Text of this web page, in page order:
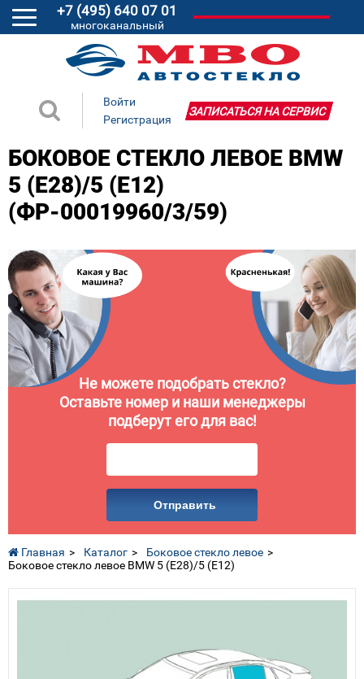
+7 (495) 640 07 01
многоканальный
Войти
Регистрация
ЗАПИСАТЬСЯ НА СЕРВИС
БОКОВОЕ СТЕКЛО ЛЕВОЕ BMW
5 (E28)/5 (E12)
(ФР-00019960/3/59)
Не можете подобрать стекло?
Оставьте номер и наши менеджеры
подберут его для вас!
Отправить
Главная Каталог
Боковое стекло левое
Боковое стекло левое BMW 5 (E28)/5 (E12)